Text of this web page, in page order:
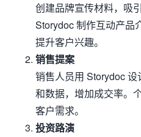
创建品牌宣传材料，吸
Storydoc 制作互动产品
提升客户兴趣。
销售提案
销售人员用 Storydoc
和数据，增加成交率。
客户需求。
投资路演